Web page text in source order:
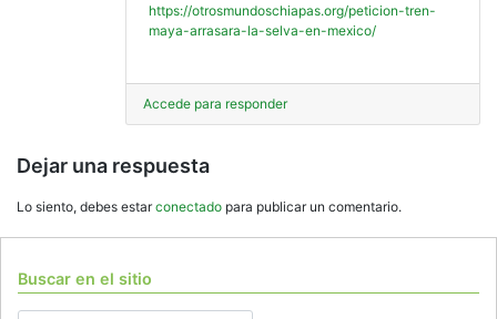
https://otrosmundoschiapas.org/peticion-tren-
maya-arrasara-la-selva-en-mexico/
Accede para responder
Dejar una respuesta
Lo siento, debes estarconectado para publicar un comentario.
Buscar en el sitio